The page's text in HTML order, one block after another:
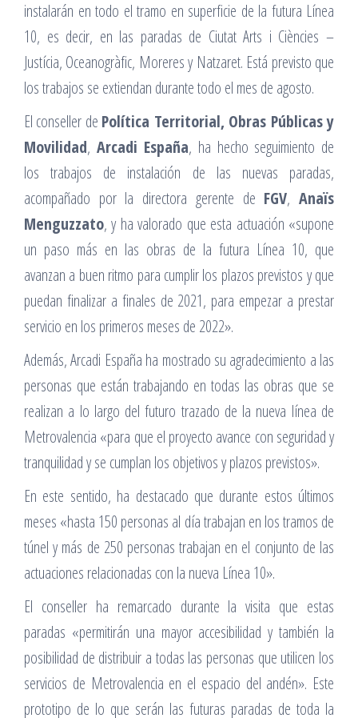
instalarán en todo el tramo en superficie de la futura Línea
10, es decir, en las paradas de Ciutat Arts i Ciències –
Justícia, Oceanogràfic, Moreres y Natzaret. Está previsto que
los trabajos se extiendan durante todo el mes de agosto.
El conseller de Política Territorial, Obras Públicas y
Movilidad, Arcadi España, ha hecho seguimiento de
los trabajos de instalación de las nuevas paradas,
acompañado por la directora gerente de FGV,Anaïs
Menguzzato, y ha valorado que esta actuación «supone
un paso más en las obras de la futura Línea 10, que
avanzan a buen ritmo para cumplir los plazos previstos y que
puedan finalizar a finales de 2021, para empezar a prestar
servicio en los primeros meses de 2022».
Además, Arcadi España ha mostrado su agradecimiento a las
personas que están trabajando en todas las obras que se
realizan a lo largo del futuro trazado de la nueva línea de
Metrovalencia «para que el proyecto avance con seguridad y
tranquilidad y se cumplan los objetivos y plazos previstos».
En este sentido, ha destacado que durante estos últimos
meses «hasta 150 personas al día trabajan en los tramos de
túnel y más de 250 personas trabajan en el conjunto de las
actuaciones relacionadas con la nueva Línea 10».
El conseller ha remarcado durante la visita que estas
paradas «permitirán una mayor accesibilidad y también la
posibilidad de distribuir a todas las personas que utilicen los
servicios de Metrovalencia en el espacio del andén». Este
prototipo de lo que serán las futuras paradas de toda la